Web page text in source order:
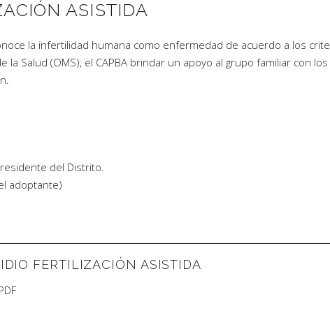
ASISTIDA
la infertilidad humana como enfermedad de acuerdo a los
la Salud (OMS), el CAPBA brindar un apoyo al grupo familiar con los
del Distrito.
adoptante)
FERTILIZACIÓN ASISTIDA